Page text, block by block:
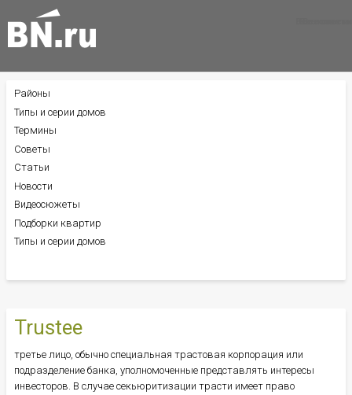
Trustee
третье лицо, обычно специальная трастовая корпорация или
подразделение банка, уполномоченные представлять интересы
инвесторов. В случае секьюритизации трасти имеет право
БОКОВОЕ
МЕНЮ
Районы
Типы и серии домов
Термины
Советы
Статьи
Новости
Видеосюжеты
Подборки квартир
Типы и серии домов